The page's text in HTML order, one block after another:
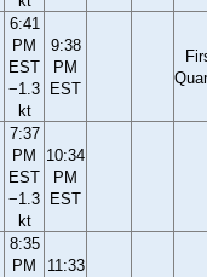
6:41
PM
EST
−1.3
kt
9:38
PM
EST
7:37
PM
EST
−1.3
kt
10:34
PM
EST
8:35
PM
11:33